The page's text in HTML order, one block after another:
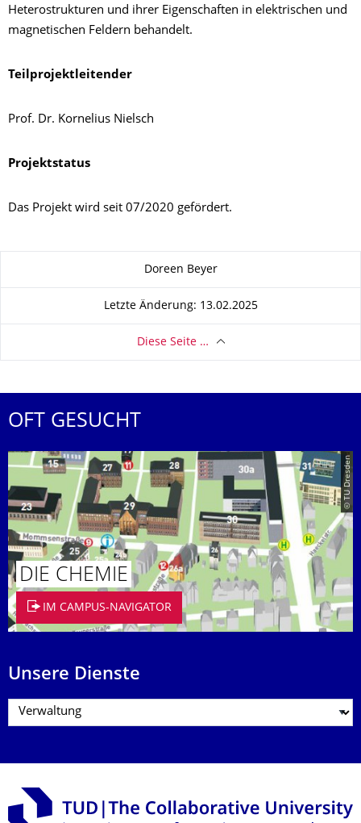
Heterostrukturen und ihrer Eigenschaften in elektrischen und
magnetischen Feldern behandelt.
Teilprojektleitender
Prof. Dr. Kornelius Nielsch
Projektstatus
Das Projekt wird seit 07/2020 gefördert.
Doreen Beyer
Letzte Änderung: 13.02.2025
Diese Seite …
OFT GESUCHT
© TU Dresden
DIE CHEMIE
IM CAMPUS-NAVIGATOR
Unsere Dienste